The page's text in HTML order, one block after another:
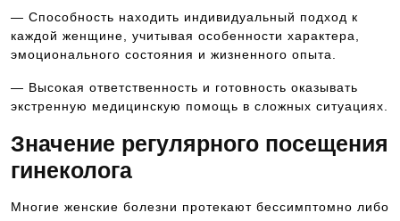
— Способность находить индивидуальный подход к
каждой женщине, учитывая особенности характера,
эмоционального состояния и жизненного опыта.
— Высокая ответственность и готовность оказывать
экстренную медицинскую помощь в сложных ситуациях.
Значение регулярного посещения
гинеколога
Многие женские болезни протекают бессимптомно либо